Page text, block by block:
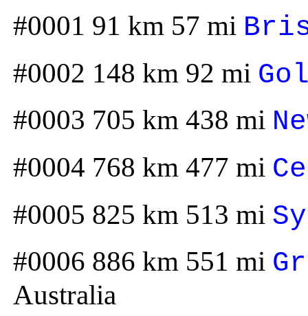
#0001 91 km 57 mi
#0002 148 km 92 mi
#0003 705 km 438 mi
#0004 768 km 477 mi
#0005 825 km 513 mi
#0006 886 km 551 mi
Australia